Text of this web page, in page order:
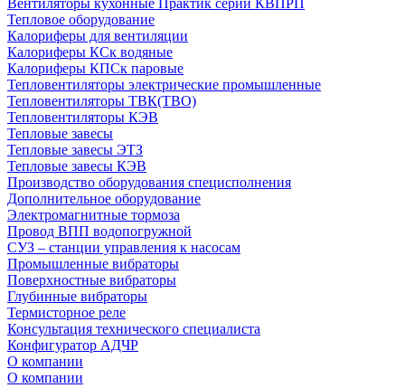
Вентиляторы кухонные Практик серии КВПРП
Тепловое оборудование
Калориферы для вентиляции
Калориферы КСк водяные
Калориферы КПСк паровые
Тепловентиляторы электрические промышленные
Тепловентиляторы ТВК(ТВО)
Тепловентиляторы КЭВ
Тепловые завесы
Тепловые завесы ЭТЗ
Тепловые завесы КЭВ
Производство оборудования специсполнения
Дополнительное оборудование
Электромагнитные тормоза
Провод ВПП водопогружной
СУЗ – станции управления к насосам
Промышленные вибраторы
Поверхностные вибраторы
Глубинные вибраторы
Термисторное реле
Консультация технического специалиста
Конфигуратор АДЧР
О компании
О компании